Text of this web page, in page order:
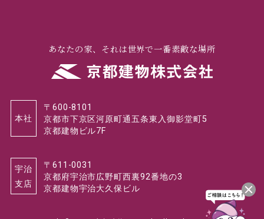
あなたの家、それは世界で一番素敵な場所
本社
〒600-8101
京都市下京区河原町通五条東入御影堂町5
京都建物ビル7F
宇治
支店
〒611-0031
京都府宇治市広野町西裏92番地の3
京都建物宇治大久保ビル